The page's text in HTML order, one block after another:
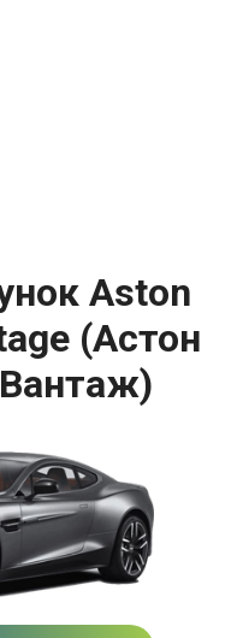
Aston
(Астон